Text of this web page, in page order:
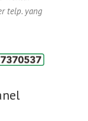
telp. yang